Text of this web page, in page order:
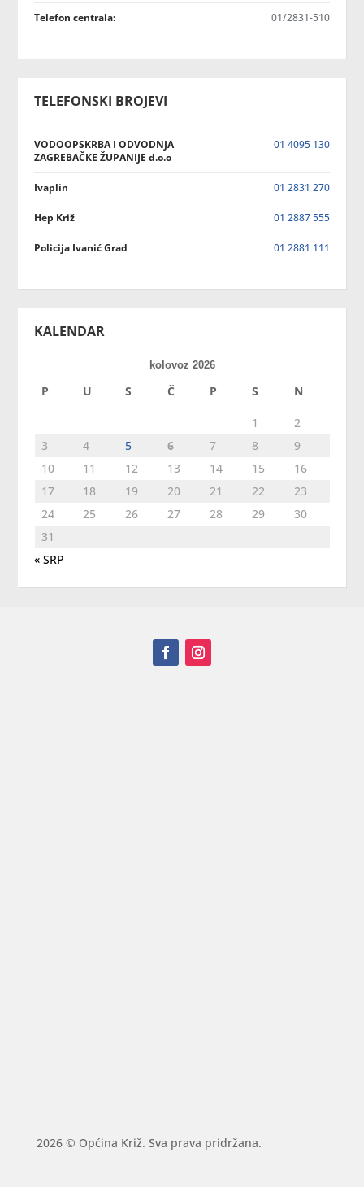
Telefon centrala: 01/2831-510
TELEFONSKI BROJEVI
VODOOPSKRBA I ODVODNJA
ZAGREBAČKE ŽUPANIJE d.o.o
01 4095 130
Ivaplin 01 2831 270
Hep Križ 01 2887 555
Policija Ivanić Grad 01 2881 111
KALENDAR
kolovoz 2026
P U S Č P S N
1
2
3
4 5 6 7 8
9
10
11 12 13 14 15
16
17
18 19 20 21 22
23
24
25 26 27 28 29
30
31
« SRP
2026 © Općina Križ. Sva prava pridržana.